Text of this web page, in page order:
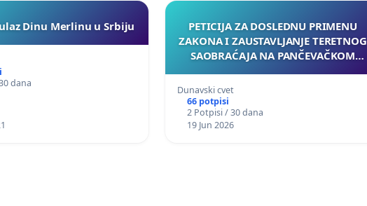
Dinu Merlinu u Srbiju
dana
PETICIJA ZA DOSLEDNU PRIMENU
ZAKONA I ZAUSTAVLJANJE TERETNOG
SAOBRAĆAJA NA PANČEVAČKOM
Dunavski cvet
66 potpisi
2 Potpisi / 30 dana
19 Jun 2026